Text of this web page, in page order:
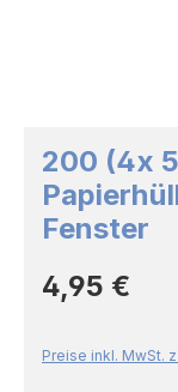
200 (4x
Fenster
Regulärer Preis:
4,95 €
Preise inkl. MwSt.